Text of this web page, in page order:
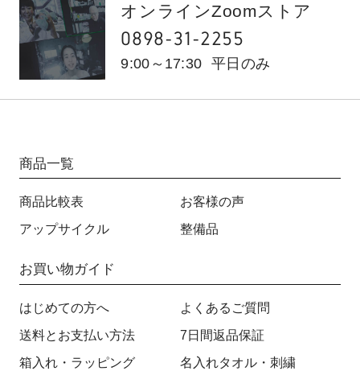
オンラインZoomストア
0898-31-2255
9:00～17:30 平日のみ
商品一覧
商品比較表 お客様の声
アップサイクル 整備品
お買い物ガイド
はじめての方へ よくあるご質問
送料とお支払い方法 7日間返品保証
箱入れ・ラッピング 名入れタオル・刺繍